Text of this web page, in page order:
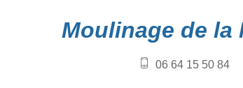
Moulinage de la
06 64 15 50 84